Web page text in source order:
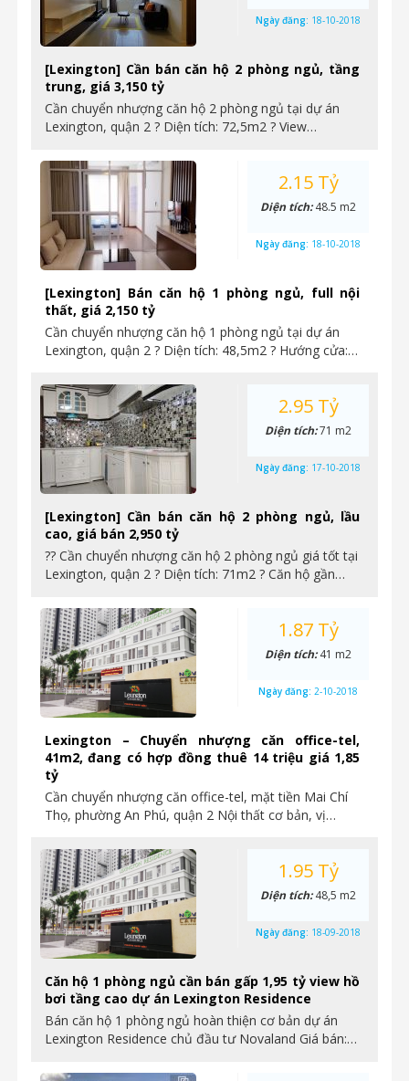
[Lexington] Cần bán căn hộ 2 phòng ngủ, tầng
trung, giá 3,150 tỷ
Cần chuyển nhượng căn hộ 2 phòng ngủ tại dự án
Lexington, quận 2 ? Diện tích: 72,5m2 ? View…
Ngày đăng: 18-10-2018
[Lexington] Bán căn hộ 1 phòng ngủ, full nội
thất, giá 2,150 tỷ
Cần chuyển nhượng căn hộ 1 phòng ngủ tại dự án
Lexington, quận 2 ? Diện tích: 48,5m2 ? Hướng cửa:…
2.15 Tỷ
Diện tích:48.5 m2
Ngày đăng: 18-10-2018
[Lexington] Cần bán căn hộ 2 phòng ngủ, lầu
cao, giá bán 2,950 tỷ
?? Cần chuyển nhượng căn hộ 2 phòng ngủ giá tốt tại
Lexington, quận 2 ? Diện tích: 71m2 ? Căn hộ gần…
2.95 Tỷ
Diện tích:71 m2
Ngày đăng: 17-10-2018
Lexington – Chuyển nhượng căn office-tel,
41m2, đang có hợp đồng thuê 14 triệu giá 1,85
tỷ
Cần chuyển nhượng căn office-tel, mặt tiền Mai Chí
Thọ, phường An Phú, quận 2 Nội thất cơ bản, vị…
1.87 Tỷ
Diện tích:41 m2
Ngày đăng: 2-10-2018
Căn hộ 1 phòng ngủ cần bán gấp 1,95 tỷ view hồ
bơi tầng cao dự án Lexington Residence
Bán căn hộ 1 phòng ngủ hoàn thiện cơ bản dự án
Lexington Residence chủ đầu tư Novaland Giá bán:…
1.95 Tỷ
Diện tích:48,5 m2
Ngày đăng: 18-09-2018